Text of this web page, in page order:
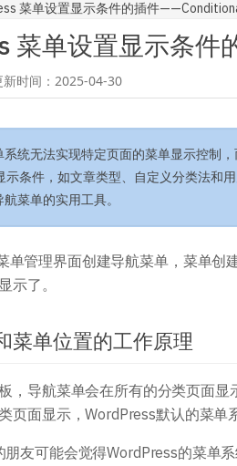
菜单设置显示条
时间： 2025-04-30
系统无法实现特定页面的菜单显示控制
示条件，如文章类型、自定义分类法和
菜单的实用工具。
单管理界面创建导航菜单，菜单
示了。
菜单位置的工作原理
，导航菜单会在所有的分类页面
页面显示，WordPress默认的菜单
友可能会觉得WordPress的菜单